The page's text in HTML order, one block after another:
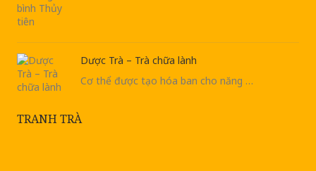
Dược Trà – Trà chữa lành
Cơ thể được tạo hóa ban cho năng …
TRANH TRÀ